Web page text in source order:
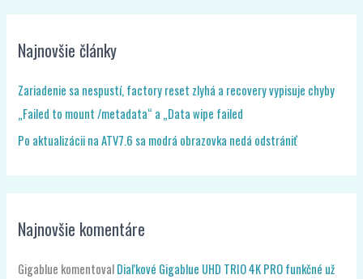
Najnovšie články
Zariadenie sa nespustí, factory reset zlyhá a recovery vypisuje chyby
„Failed to mount /metadata“ a „Data wipe failed
Po aktualizácii na ATV7.6 sa modrá obrazovka nedá odstrániť
Najnovšie komentáre
Gigablue komentovalDiaľkové Gigablue UHD TRIO 4K PRO funkčné už